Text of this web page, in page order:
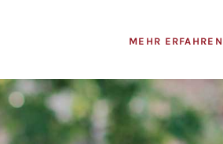
MEHR ERFAHREN